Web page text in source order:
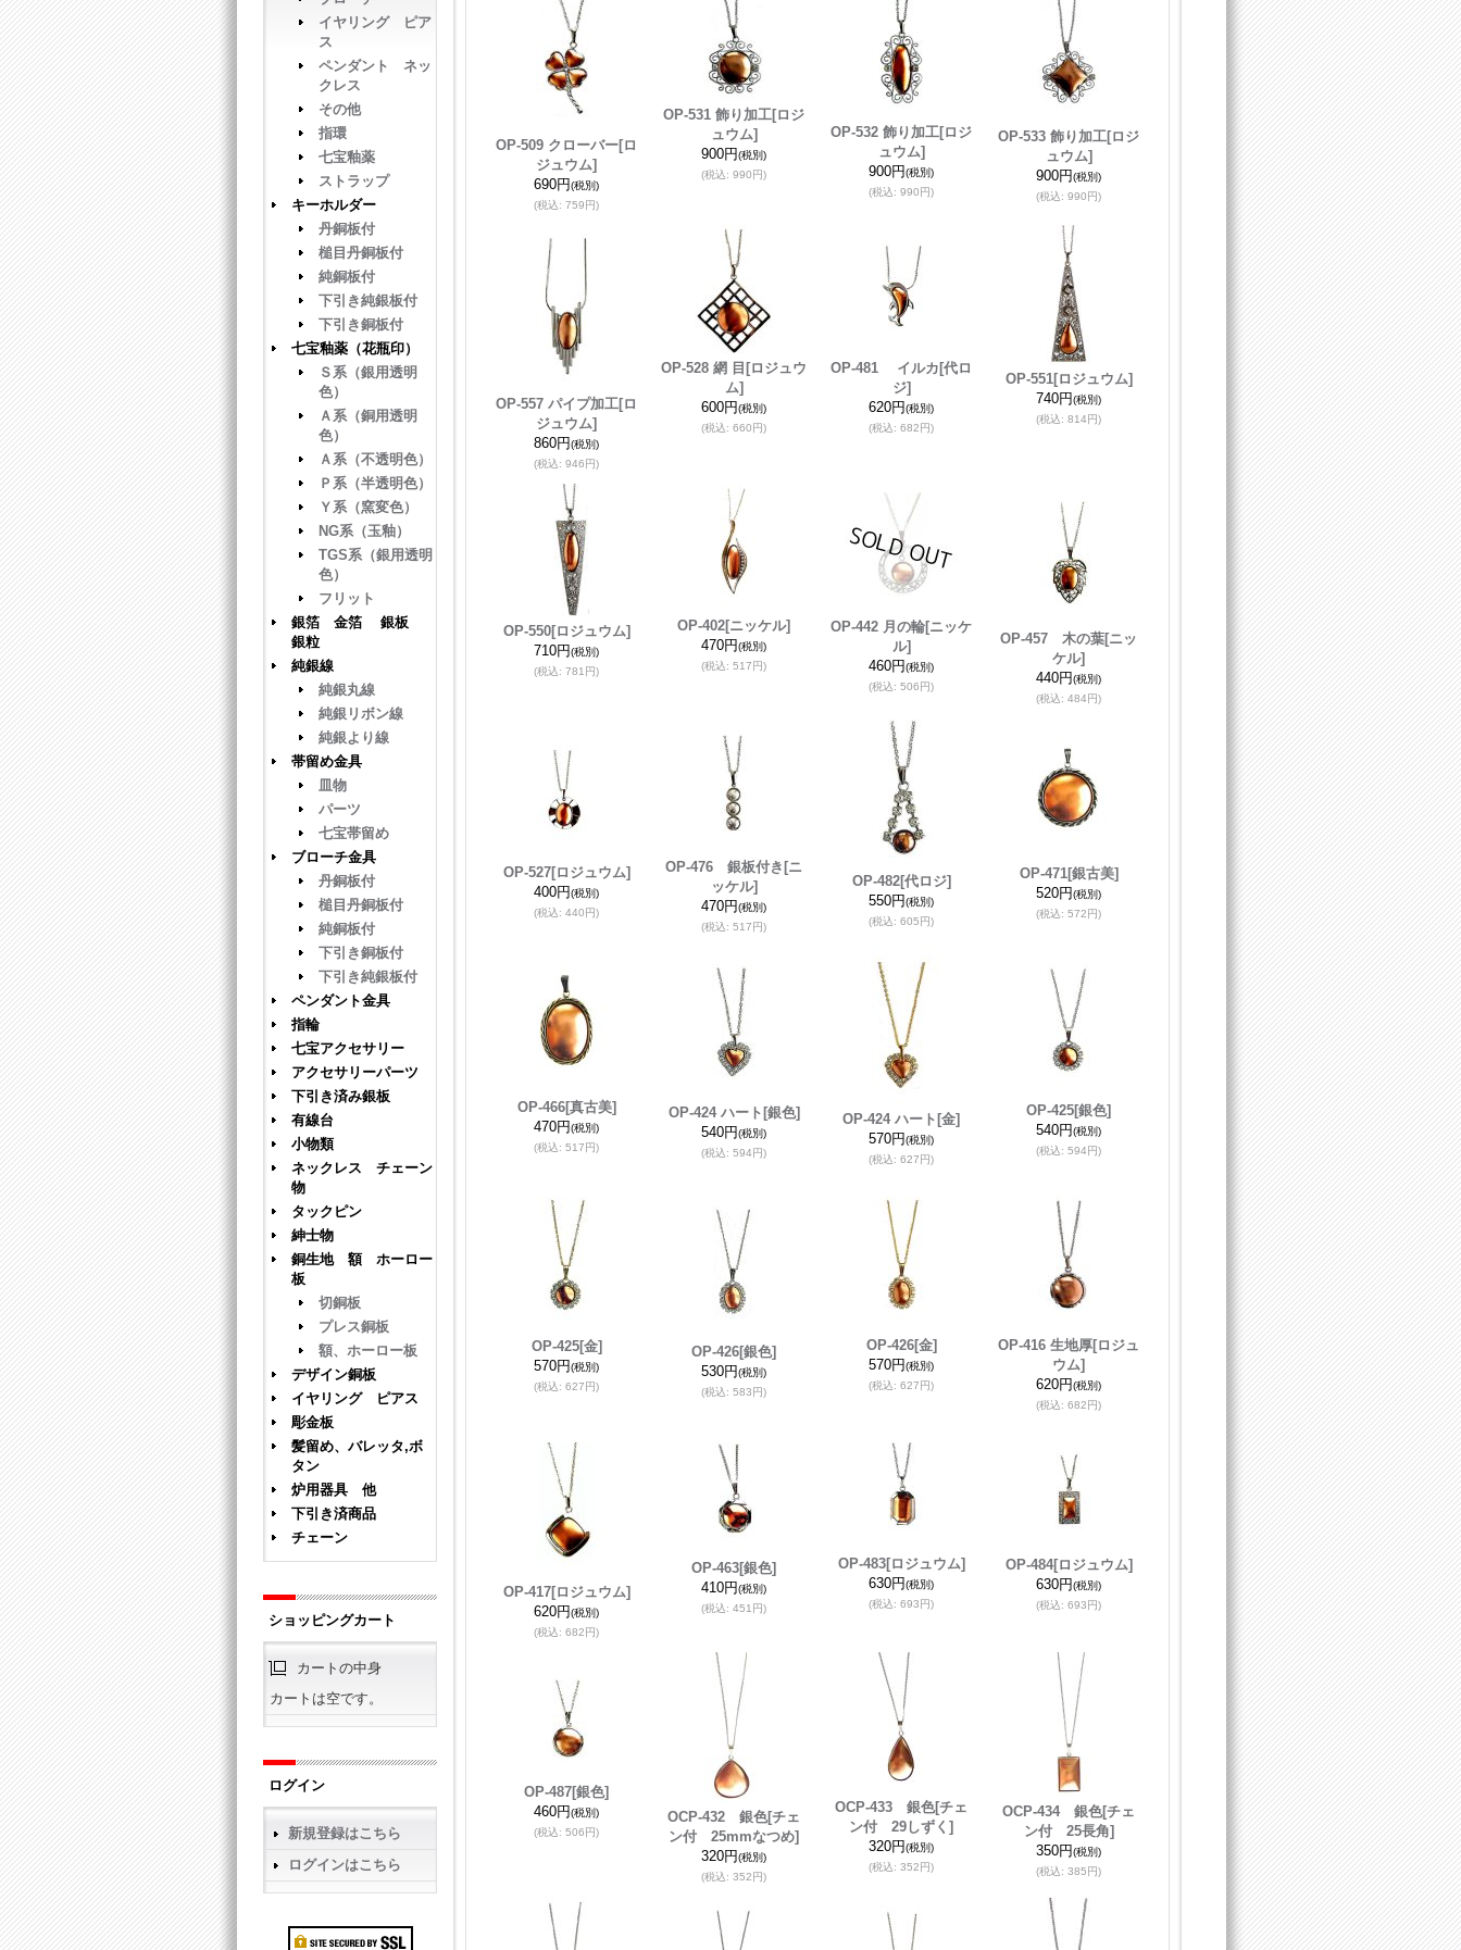
イヤリング ピア
ス
ペンダント ネッ
クレス
その他
指環
七宝釉薬
ストラップ
キーホルダー
丹銅板付
槌目丹銅板付
純銅板付
下引き純銀板付
下引き銅板付
七宝釉薬（花瓶印）
Ｓ系（銀用透明
色）
Ａ系（銅用透明
色）
Ａ系（不透明色）
Ｐ系（半透明色）
Ｙ系（窯変色）
NG系（玉釉）
TGS系（銀用透明
色）
フリット
銀箔 金箔 銀板
銀粒
純銀線
純銀丸線
純銀リボン線
純銀より線
帯留め金具
皿物
パーツ
七宝帯留め
ブローチ金具
丹銅板付
槌目丹銅板付
純銅板付
下引き銅板付
下引き純銀板付
ペンダント金具
指輪
七宝アクセサリー
アクセサリーパーツ
下引き済み銀板
有線台
小物類
ネックレス チェーン
物
タックピン
紳士物
銅生地 額 ホーロー
板
切銅板
プレス銅板
額、ホーロー板
デザイン銅板
イヤリング ピアス
彫金板
髪留め、バレッタ,ボ
タン
炉用器具 他
下引き済商品
チェーン
ショッピングカート
カートの中身
カートは空です。
ログイン
新規登録はこちら
ログインはこちら
OP-509 クローバー[ロ
ジュウム]
690円(税別)
(税込: 759円)
OP-531 飾り加工[ロジ
ュウム]
900円(税別)
(税込: 990円)
OP-532 飾り加工[ロジ
ュウム]
900円(税別)
(税込: 990円)
OP-533 飾り加工[ロジ
ュウム]
900円(税別)
(税込: 990円)
OP-557 パイプ加工[ロ
ジュウム]
860円(税別)
(税込: 946円)
OP-528 網 目 [ロジュウ
ム]
600円(税別)
(税込: 660円)
OP-481 イルカ [代ロ
ジ]
620円(税別)
(税込: 682円)
OP-551[ロジュウム]
740円(税別)
(税込: 814円)
OP-550[ロジュウム]
710円(税別)
(税込: 781円)
OP-402[ニッケル]
470円(税別)
(税込: 517円)
OP-442 月の輪[ニッケ
ル]
460円(税別)
(税込: 506円)
OP-457 木の葉[ニッ
ケル]
440円(税別)
(税込: 484円)
OP-527[ロジュウム]
400円(税別)
(税込: 440円)
OP-476 銀板付き [ニ
ッケル]
470円(税別)
(税込: 517円)
OP-482[代ロジ]
550円(税別)
(税込: 605円)
OP-471[銀古美]
520円(税別)
(税込: 572円)
OP-466[真古美]
470円(税別)
(税込: 517円)
OP-424 ハート [銀色]
540円(税別)
(税込: 594円)
OP-424 ハート [金]
570円(税別)
(税込: 627円)
OP-425[銀色]
540円(税別)
(税込: 594円)
OP-425[金]
570円(税別)
(税込: 627円)
OP-426[銀色]
530円(税別)
(税込: 583円)
OP-426[金]
570円(税別)
(税込: 627円)
OP-416 生地厚[ロジュ
ウム]
620円(税別)
(税込: 682円)
OP-417[ロジュウム]
620円(税別)
(税込: 682円)
OP-463[銀色]
410円(税別)
(税込: 451円)
OP-483[ロジュウム]
630円(税別)
(税込: 693円)
OP-484[ロジュウム]
630円(税別)
(税込: 693円)
OP-487[銀色]
460円(税別)
(税込: 506円)
OCP-432 銀色[チェ
ン付 25mmなつめ]
320円(税別)
(税込: 352円)
OCP-433 銀色[チェ
ン付 29しずく]
320円(税別)
(税込: 352円)
OCP-434 銀色[チェ
ン付 25長角]
350円(税別)
(税込: 385円)